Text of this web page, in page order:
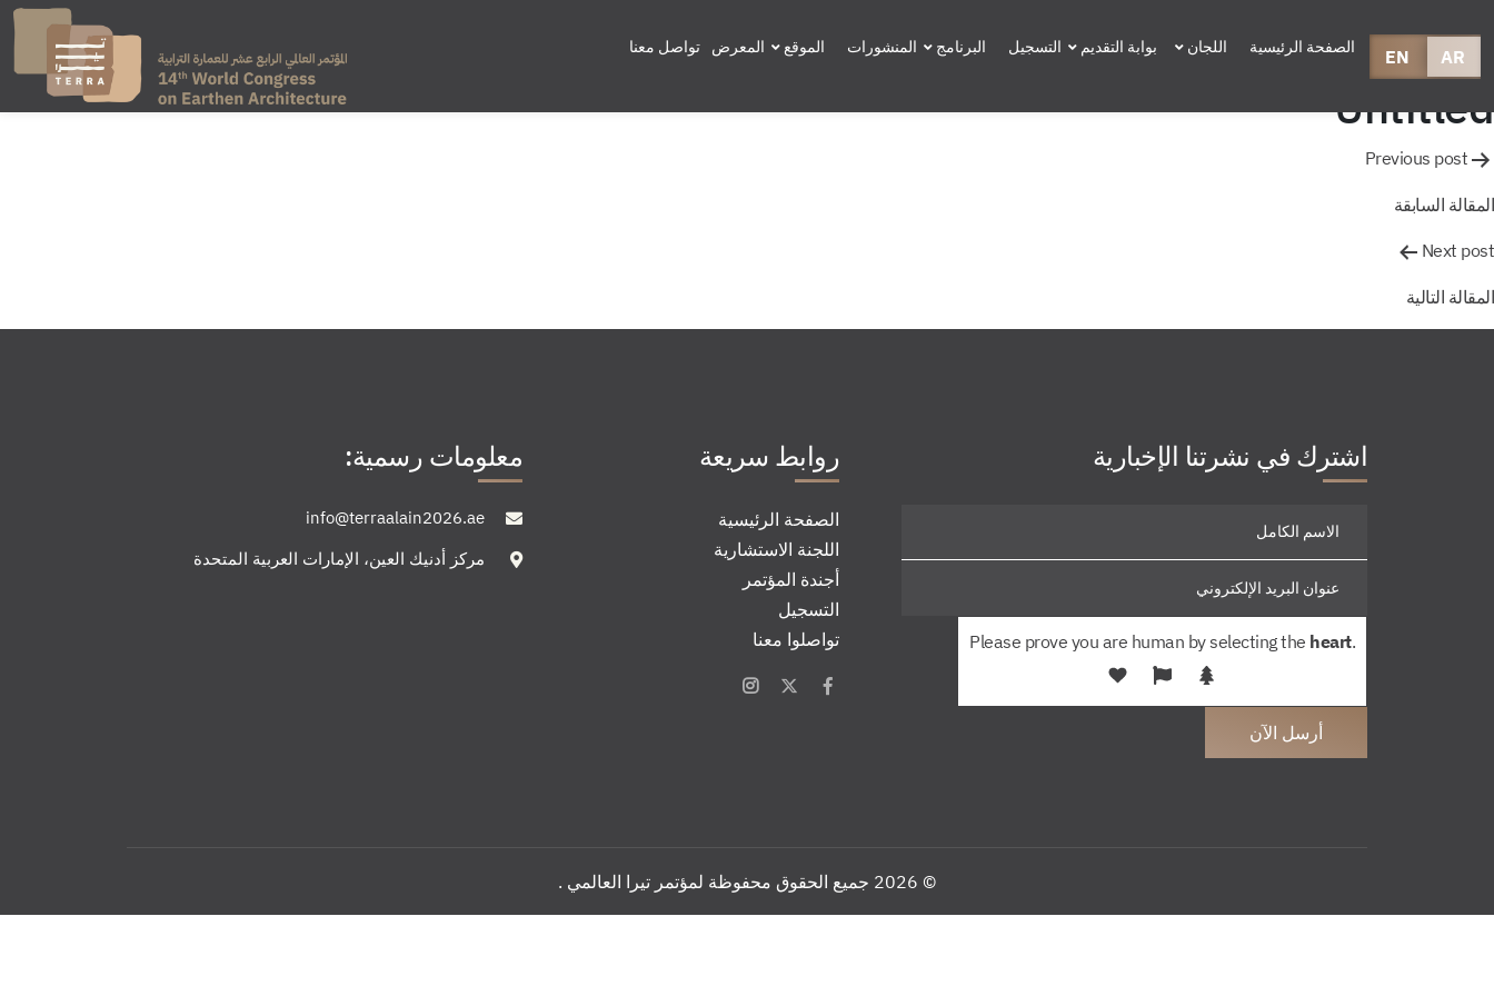
الصفحة الرئيسية اللجان بوابة التقديم التسجيل البرنامج المنشورات الموقع المعرض تواصل معنا EN AR
Untitled
تصفّح
المقالات
Previous post
المقالة السابقة
Next post
المقالة التالية
اشترك في نشرتنا الإخبارية
Please prove you are human by selecting the heart.
روابط سريعة
الصفحة الرئيسية
اللجنة الاستشارية
أجندة المؤتمر
التسجيل
تواصلوا معنا
معلومات رسمية:
info@terraalain2026.ae
مركز أدنيك العين، الإمارات العربية المتحدة
© 2026 جميع الحقوق محفوظة لمؤتمر تيرا العالمي .